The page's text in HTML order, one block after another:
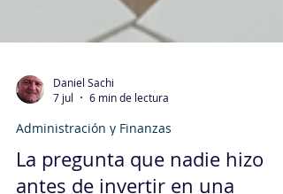
Daniel Sachi
Administración y Finanzas